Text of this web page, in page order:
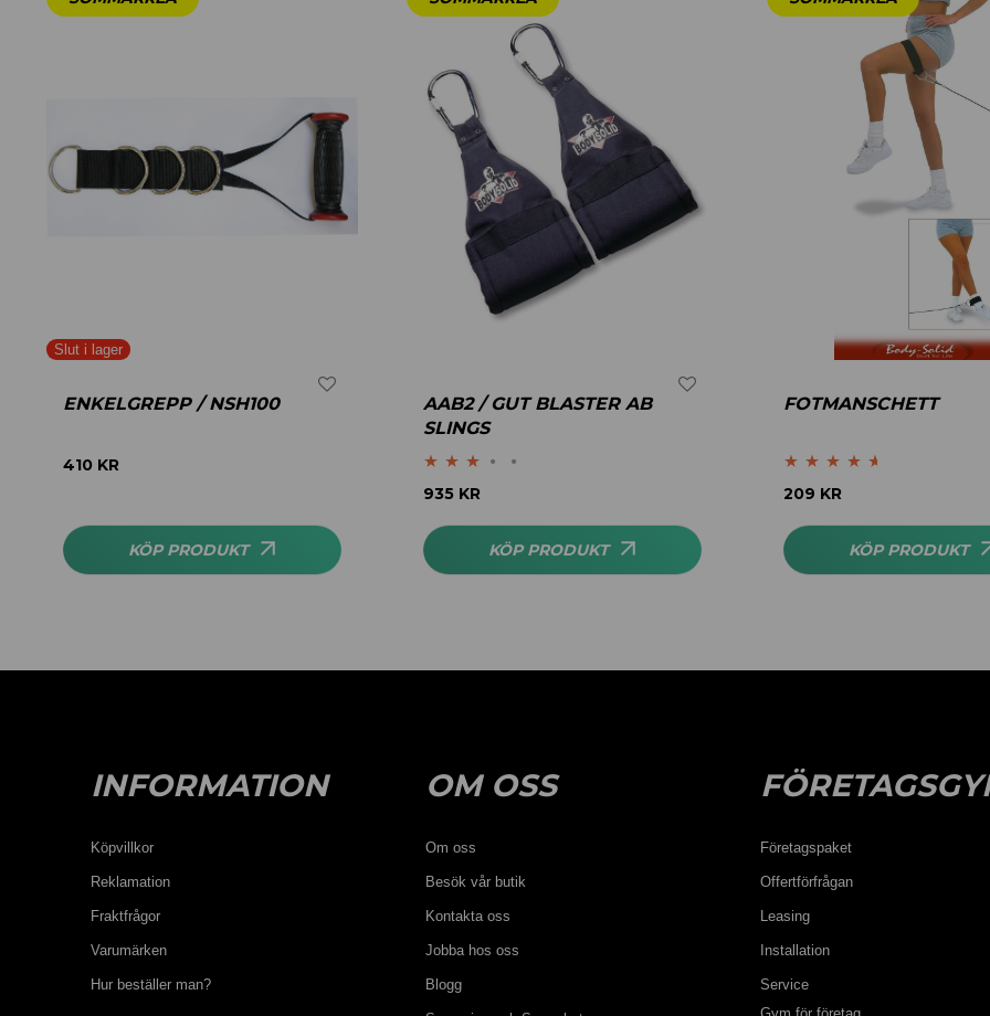
ENKELGREPP / NSH100
410 KR
KÖP PRODUKT
AAB2 / GUT BLASTER AB
SLINGS
Betygsatt
935 KR
KÖP PRODUKT
FOTMANSCHETT
Betygsatt
209 KR
KÖP PRODUKT
INFORMATION
Köpvillkor
Reklamation
Fraktfrågor
Varumärken
Hur beställer man?
OM OSS
Om oss
Besök vår butik
Kontakta oss
Jobba hos oss
Blogg
Företagspaket
Offertförfrågan
Leasing
Installation
Service